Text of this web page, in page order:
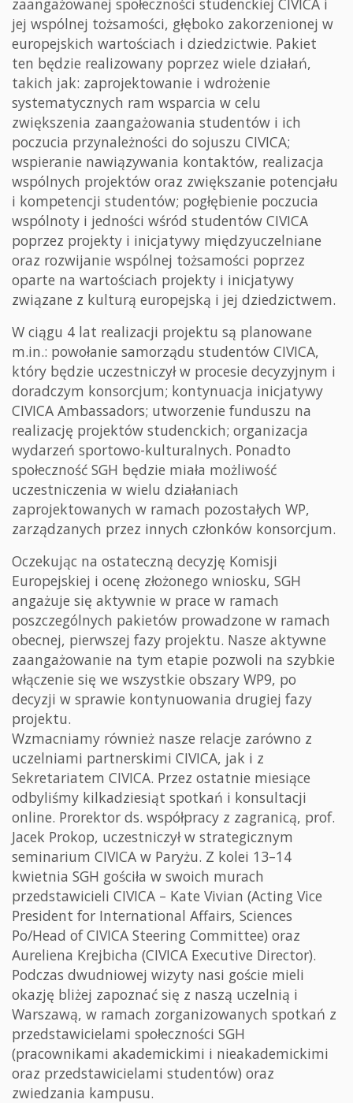
jej wspólnej tożsamości, głęboko zakorzenionej w
europejskich wartościach i dziedzictwie. Pakiet
ten będzie realizowany poprzez wiele działań,
takich jak: zaprojektowanie i wdrożenie
systematycznych ram wsparcia w celu
zwiększenia zaangażowania studentów i ich
poczucia przynależności do sojuszu CIVICA;
wspieranie nawiązywania kontaktów, realizacja
wspólnych projektów oraz zwiększanie potencjału
i kompetencji studentów; pogłębienie poczucia
wspólnoty i jedności wśród studentów CIVICA
poprzez projekty i inicjatywy międzyuczelniane
oraz rozwijanie wspólnej tożsamości poprzez
oparte na wartościach projekty i inicjatywy
związane z kulturą europejską i jej dziedzictwem.
W ciągu 4 lat realizacji projektu są planowane
m.in.: powołanie samorządu studentów CIVICA,
który będzie uczestniczył w procesie decyzyjnym i
doradczym konsorcjum; kontynuacja inicjatywy
CIVICA Ambassadors; utworzenie funduszu na
realizację projektów studenckich; organizacja
wydarzeń sportowo-kulturalnych. Ponadto
społeczność SGH będzie miała możliwość
uczestniczenia w wielu działaniach
zaprojektowanych w ramach pozostałych WP,
zarządzanych przez innych członków konsorcjum.
Oczekując na ostateczną decyzję Komisji
Europejskiej i ocenę złożonego wniosku, SGH
angażuje się aktywnie w prace w ramach
poszczególnych pakietów prowadzone w ramach
obecnej, pierwszej fazy projektu. Nasze aktywne
zaangażowanie na tym etapie pozwoli na szybkie
włączenie się we wszystkie obszary WP9, po
decyzji w sprawie kontynuowania drugiej fazy
projektu.
Wzmacniamy również nasze relacje zarówno z
uczelniami partnerskimi CIVICA, jak i z
Sekretariatem CIVICA. Przez ostatnie miesiące
odbyliśmy kilkadziesiąt spotkań i konsultacji
online. Prorektor ds. współpracy z zagranicą, prof.
Jacek Prokop, uczestniczył w strategicznym
seminarium CIVICA w Paryżu. Z kolei 13–14
kwietnia SGH gościła w swoich murach
przedstawicieli CIVICA – Kate Vivian (Acting Vice
President for International Affairs, Sciences
Po/Head of CIVICA Steering Committee) oraz
Aureliena Krejbicha (CIVICA Executive Director).
Podczas dwudniowej wizyty nasi goście mieli
okazję bliżej zapoznać się z naszą uczelnią i
Warszawą, w ramach zorganizowanych spotkań z
przedstawicielami społeczności SGH
(pracownikami akademickimi i nieakademickimi
oraz przedstawicielami studentów) oraz
zwiedzania kampusu.